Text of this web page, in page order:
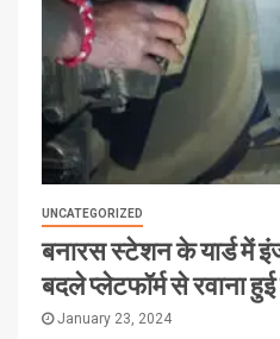
UNCATEGORIZED
बनारस स्टेशन के यार्ड में
बदले प्लेटफॉर्म से रवाना
January 23, 2024